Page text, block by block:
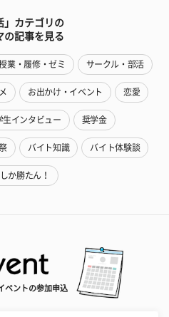
」カテゴリの
の記事を見る
業・履修・ゼミ サークル・部活
お出かけ・イベント 恋愛
生インタビュー 奨学金
バイト知識 バイト体験談
か勝たん！
ベントの参加申込